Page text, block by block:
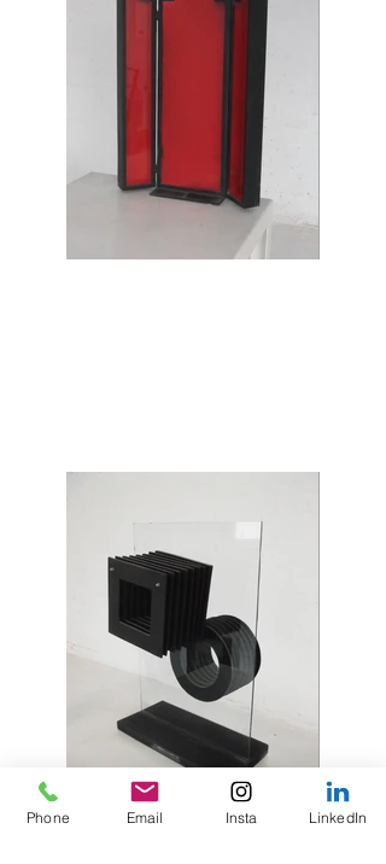
Phone Email Insta LinkedIn